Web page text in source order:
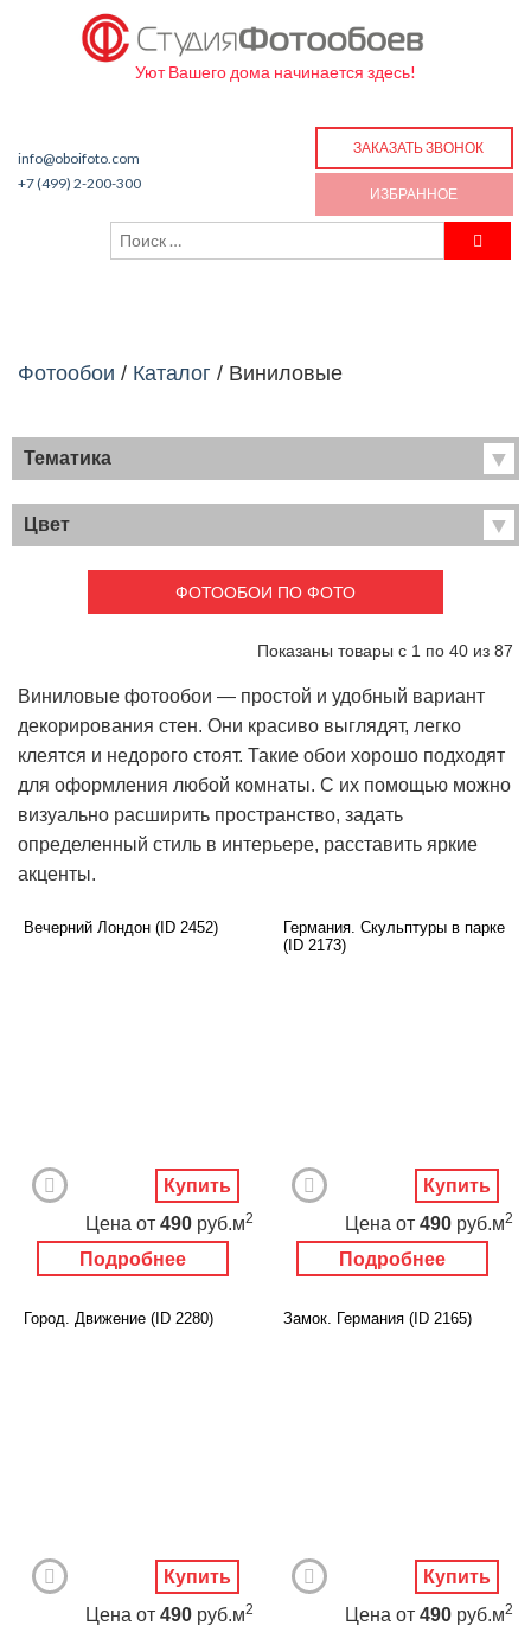
Уют Вашего дома начинается здесь!
info@oboifoto.com
+7 (499) 2-200-300
ЗАКАЗАТЬ ЗВОНОК
ИЗБРАННОЕ
Фотообои / Каталог / Виниловые
Тематика
Хиты продаж
Фрески
Детские
Карты
Перспектива
Города
Живопись
Моря и пляжи
Небо и космос
Еда и напитки
Архитектура
Новый год
Цвет
ФОТООБОИ ПО ФОТО
Показаны товары с 1 по 40 из 87
Виниловые фотообои — простой и удобный вариант
декорирования стен. Они красиво выглядят, легко
клеятся и недорого стоят. Такие обои хорошо подходят
для оформления любой комнаты. С их помощью можно
визуально расширить пространство, задать
определенный стиль в интерьере, расставить яркие
акценты.
Вечерний Лондон (ID 2452)
Подробнее
Цена от 490 руб.м2
Купить
Германия. Скульптуры в парке
(ID 2173)
Подробнее
Цена от 490 руб.м2
Купить
Город. Движение (ID 2280)
Цена от 490 руб.м2
Купить
Замок. Германия (ID 2165)
Цена от 490 руб.м2
Купить